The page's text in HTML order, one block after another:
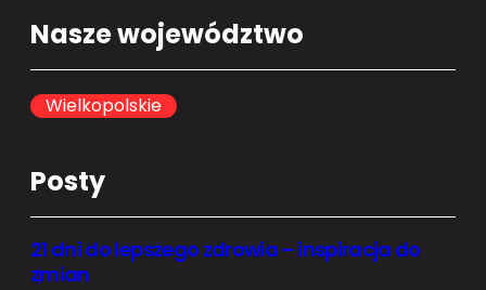
r
c
h
Nasze województwo
Wielkopolskie
Posty
21 dni do lepszego zdrowia – inspiracja do
zmian